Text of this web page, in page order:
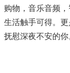
购物，音乐音频
生活触手可得。
抚慰深夜不安的